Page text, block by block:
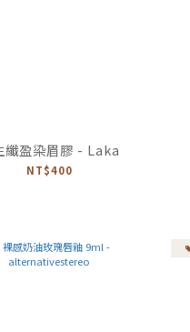
纖盈染眉膠 - Laka
NT$400